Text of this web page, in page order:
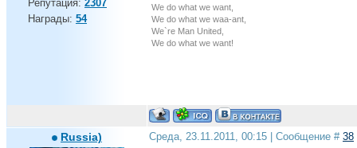
Репутация: 2307
Награды: 54
We do what we want,
We do what we waa-ant,
We`re Man United,
We do what we want!
Russia) Среда, 23.11.2011, 00:15 | Сообщение # 38